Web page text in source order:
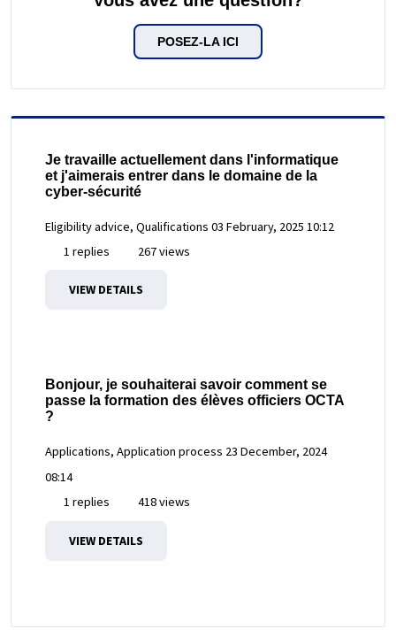
POSEZ-LA ICI
Je travaille actuellement dans l'informatique
et j'aimerais entrer dans le domaine de la
cyber-sécurité
Eligibility advice, Qualifications 03 February, 2025 10:12
1 replies
267 views
VIEW DETAILS
Bonjour, je souhaiterai savoir comment se
passe la formation des élèves officiers OCTA
?
Applications, Application process 23 December, 2024
08:14
1 replies
418 views
VIEW DETAILS